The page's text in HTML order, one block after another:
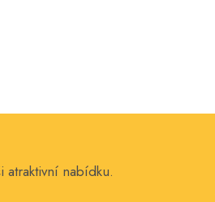
atraktivní nabídku.